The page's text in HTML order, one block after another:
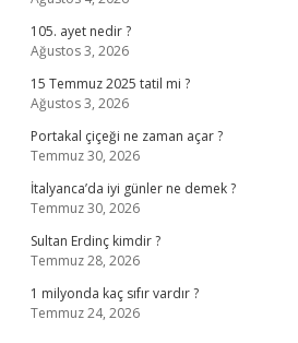
105. ayet nedir ?
Ağustos 3, 2026
15 Temmuz 2025 tatil mi ?
Ağustos 3, 2026
Portakal çiçeği ne zaman açar ?
Temmuz 30, 2026
İtalyanca’da iyi günler ne demek ?
Temmuz 30, 2026
Sultan Erdinç kimdir ?
Temmuz 28, 2026
1 milyonda kaç sıfır vardır ?
Temmuz 24, 2026